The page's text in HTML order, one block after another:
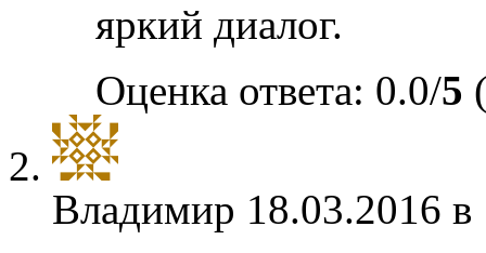
яркий диалог.
Оценка ответа: 0.0/5
Владимир 18.03.2016